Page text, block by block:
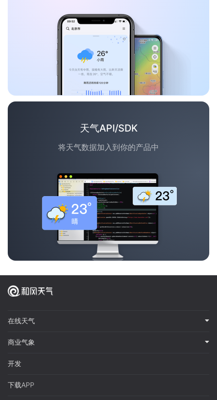
天气API/SDK
将天气数据加入到你的产品中
在线天气
商业气象
开发
下载APP